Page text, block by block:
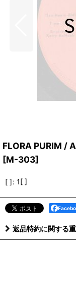
FLORA PURIM /
[M-303]
[ ]: 1[ ]
返品特約に関する